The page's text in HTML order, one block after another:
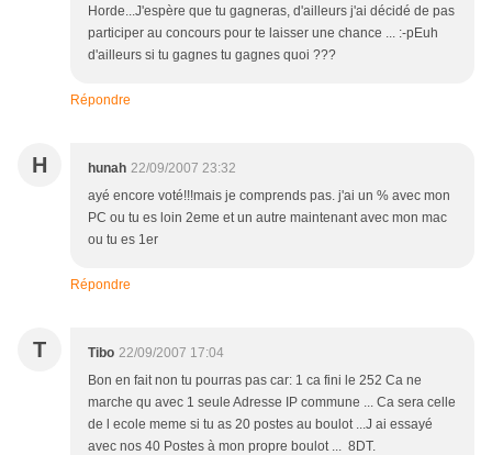
Horde...J'espère que tu gagneras, d'ailleurs j'ai décidé de pas
participer au concours pour te laisser une chance ... :-pEuh
d'ailleurs si tu gagnes tu gagnes quoi ???
Répondre
H hunah 22/09/2007 23:32
ayé encore voté!!!mais je comprends pas. j'ai un % avec mon
PC ou tu es loin 2eme et un autre maintenant avec mon mac
ou tu es 1er
Répondre
T Tibo 22/09/2007 17:04
Bon en fait non tu pourras pas car: 1 ca fini le 252 Ca ne
marche qu avec 1 seule Adresse IP commune ... Ca sera celle
de l ecole meme si tu as 20 postes au boulot ...J ai essayé
avec nos 40 Postes à mon propre boulot ... 8DT.